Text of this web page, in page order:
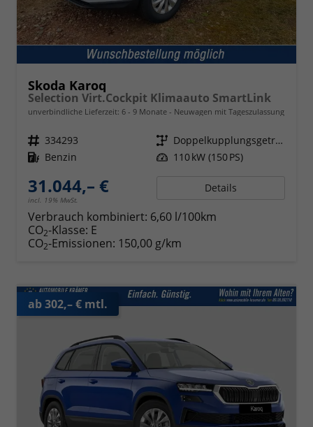
Skoda Karoq
Selection Virt.Cockpit Klimaauto SmartLink
unverbindliche Lieferzeit: 6 - 9 Monate Neuwagen mit Tageszulassung
Fahrzeugnr. 334293 Getriebe
Doppelkupplungsgetriebe (DSG)
Kraftstoff Benzin Leistung 110 kW (150 PS)
31.044,– €
incl. 19% MwSt.
Details
Verbrauch kombiniert: 6,60 l/100km
CO2-Klasse: E
CO2-Emissionen: 150,00 g/km
ab 302,– € mtl.